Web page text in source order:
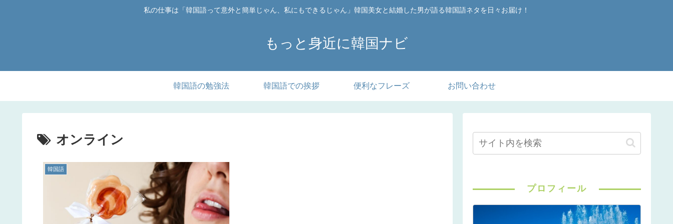
私の仕事は「韓国語って意外と簡単じゃん、私にもできるじゃん」韓国美女と結婚した男が語る韓国語ネタを日々お届け！
もっと身近に韓国ナビ
韓国語の勉強法 韓国語での挨拶 便利なフレーズ お問い合わせ
オンライン
韓国語
プロフィール